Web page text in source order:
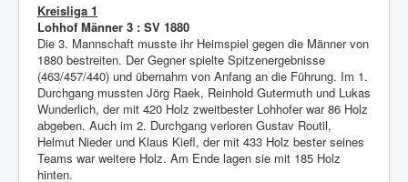
Kreisliga 1
Lohhof Männer 3 : SV 1880
Die 3. Mannschaft musste ihr Heimspiel gegen die Männer von
1880 bestreiten. Der Gegner spielte Spitzenergebnisse
(463/457/440) und übernahm von Anfang an die Führung. Im 1.
Durchgang mussten Jörg Raek, Reinhold Gutermuth und Lukas
Wunderlich, der mit 420 Holz zweitbester Lohhofer war 86 Holz
abgeben. Auch im 2. Durchgang verloren Gustav Routil,
Helmut Nieder und Klaus Kiefl, der mit 433 Holz bester seines
Teams war weitere Holz. Am Ende lagen sie mit 185 Holz
hinten.